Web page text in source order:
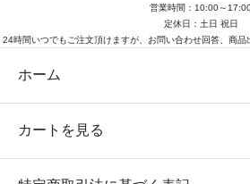
営業時間：10:00～
定休日：土日 祝日
24時間いつでもご注文頂けますが、お問い合わせ回答、商品
ホーム
カートを見る